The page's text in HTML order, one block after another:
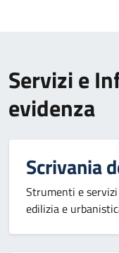
Servizi e
evidenza
Scrivania
Strumenti e
edilizia e